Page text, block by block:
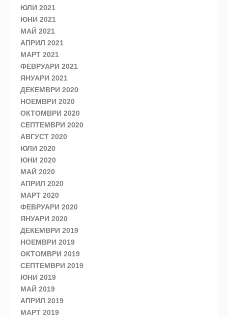
ЮЛИ 2021
ЮНИ 2021
МАЙ 2021
АПРИЛ 2021
МАРТ 2021
ФЕВРУАРИ 2021
ЯНУАРИ 2021
ДЕКЕМВРИ 2020
НОЕМВРИ 2020
ОКТОМВРИ 2020
СЕПТЕМВРИ 2020
АВГУСТ 2020
ЮЛИ 2020
ЮНИ 2020
МАЙ 2020
АПРИЛ 2020
МАРТ 2020
ФЕВРУАРИ 2020
ЯНУАРИ 2020
ДЕКЕМВРИ 2019
НОЕМВРИ 2019
ОКТОМВРИ 2019
СЕПТЕМВРИ 2019
ЮНИ 2019
МАЙ 2019
АПРИЛ 2019
МАРТ 2019